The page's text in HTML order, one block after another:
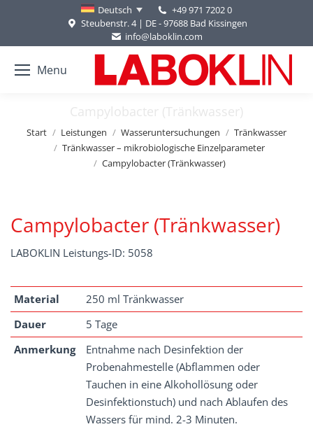
Deutsch
+49 971 7202 0
Steubenstr. 4 | DE - 97688 Bad Kissingen
info@laboklin.com
Menu
Campylobacter (Tränkwasser)
Sie befinden sich hier:
Start Leistungen Wasseruntersuchungen
Tränkwasser
Tränkwasser – mikrobiologische Einzelparameter
Campylobacter (Tränkwasser)
Campylobacter (Tränkwasser)
LABOKLIN Leistungs-ID: 5058
Material
250 ml Tränkwasser
Dauer
5 Tage
Anmerkung
Entnahme nach Desinfektion der
Probenahmestelle (Abflammen oder
Tauchen in eine Alkohollösung oder
Desinfektionstuch) und nach Ablaufen des
Wassers für mind. 2-3 Minuten.